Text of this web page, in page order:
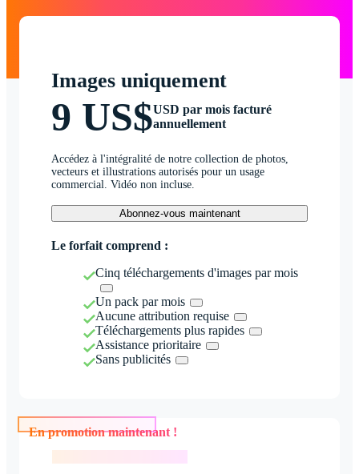
Images uniquement
9 US$USD par mois facturé
annuellement
Accédez à l'intégralité de notre collection de photos,
vecteurs et illustrations autorisés pour un usage
commercial. Vidéo non incluse.
Abonnez-vous maintenant
Le forfait comprend :
Cinq téléchargements d'images par mois
Un pack par mois
Aucune attribution requise
Téléchargements plus rapides
Assistance prioritaire
Sans publicités
En promotion maintenant !